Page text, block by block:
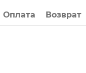
Оплата Возврат